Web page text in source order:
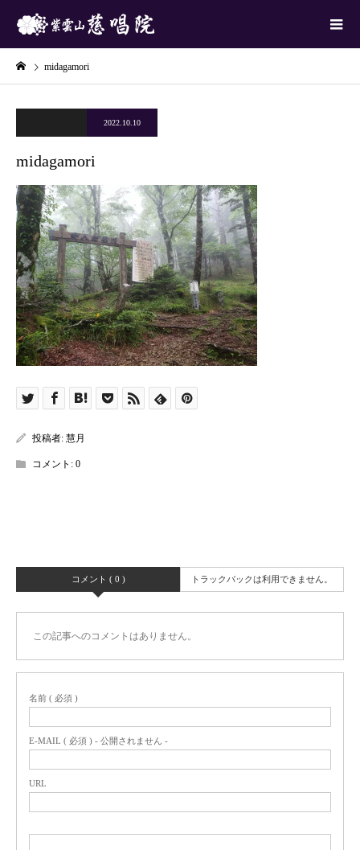
midagamori
2022.10.10
midagamori
投稿者: 慧月
コメント: 0
コメント ( 0 ) トラックバックは利用できません。
この記事へのコメントはありません。
名前 ( 必須 )
E-MAIL ( 必須 ) - 公開されません -
URL